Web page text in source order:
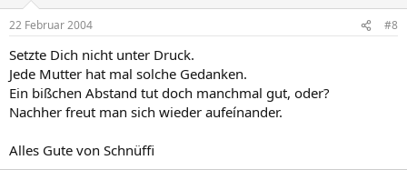
22 Februar 2004 #8
Setzte Dich nicht unter Druck.
Jede Mutter hat mal solche Gedanken.
Ein bißchen Abstand tut doch manchmal gut, oder?
Nachher freut man sich wieder aufeínander.
Alles Gute von Schnüffi